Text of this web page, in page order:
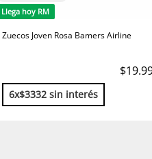
Llega hoy RM
Zuecos Joven Rosa Bamers Airline
6x$3332 sin interés